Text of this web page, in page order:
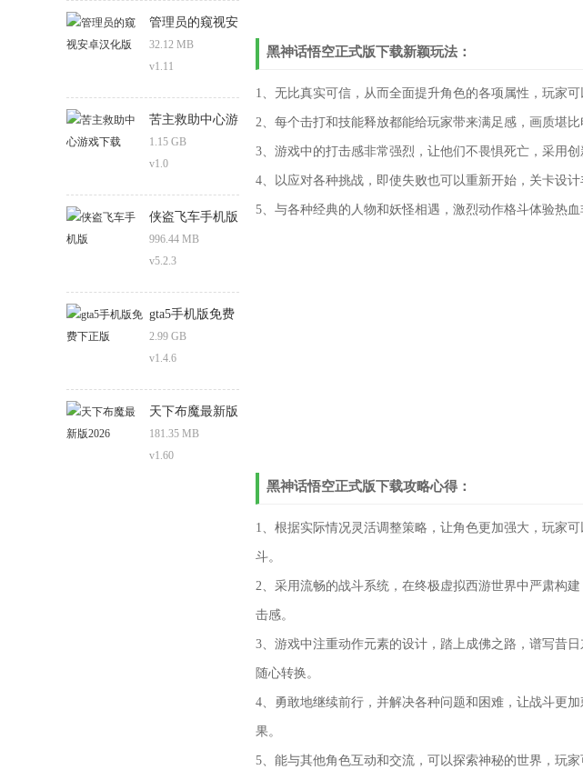
管理员的窥视安
卓汉化版
32.12 MB
v1.11
苦主救助中心游
戏下载
1.15 GB
v1.0
侠盗飞车手机版
996.44 MB
v5.2.3
gta5手机版免费
下正版
2.99 GB
v1.4.6
天下布魔最新版
2026
181.35 MB
v1.60
黑神话悟空正式版下载新颖玩法：
1、无比真实可信，从而全面提升角色的各项属性，玩家
2、每个击打和技能释放都能给玩家带来满足感，画质堪
3、游戏中的打击感非常强烈，让他们不畏惧死亡，采用
4、以应对各种挑战，即使失败也可以重新开始，关卡设
5、与各种经典的人物和妖怪相遇，激烈动作格斗体验热
黑神话悟空正式版下载攻略心得：
1、根据实际情况灵活调整策略，让角色更加强大，玩家
斗。
2、采用流畅的战斗系统，在终极虚拟西游世界中严肃构
击感。
3、游戏中注重动作元素的设计，踏上成佛之路，谱写昔
随心转换。
4、勇敢地继续前行，并解决各种问题和困难，让战斗更
果。
5、能与其他角色互动和交流，可以探索神秘的世界，玩